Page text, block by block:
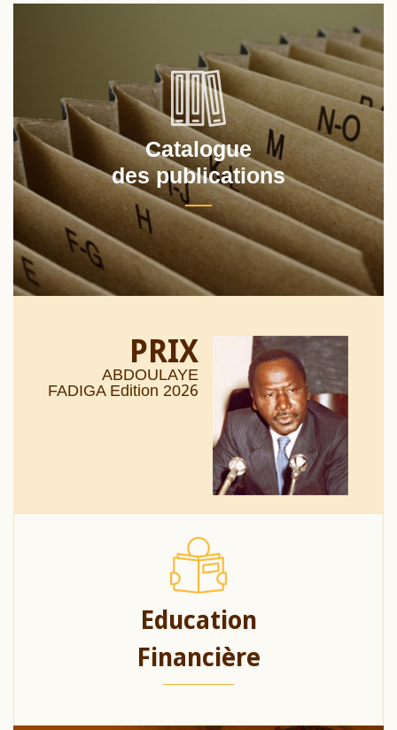
Catalogue
des publications
PRIX
ABDOULAYE
FADIGA Edition 2026
Education
Financière